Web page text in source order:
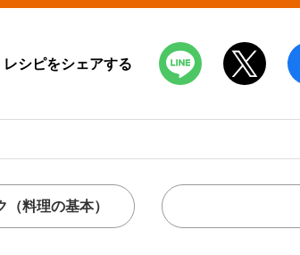
レシピをシェアする
（料理の基本）